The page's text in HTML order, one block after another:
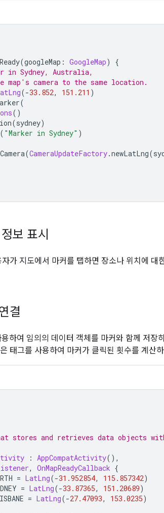
(googleMap : GoogleMap)
{
in Sydney, Australia,
map's camera to the same location.
(-33.852, 151.211 )
(
()
(sydney)
( "Marker in Sydney" )
(CameraUpdateFactory.newLatLng(
보 표시
자가 지도에서 마커를 탭하면 장소나 위치에 대
결
하여 임의의 데이터 객체를 마커와 함께 저장
은 태그를 사용하여 마커가 클릭된 횟수를 계산
stores and retrieves data objects
: AppCompatActivity(),
, OnMapReadyCallback {
= LatLng(-31.952854, 115.857342)
= LatLng(-33.87365, 151.20689)
= LatLng(-27.47093, 153.0235)